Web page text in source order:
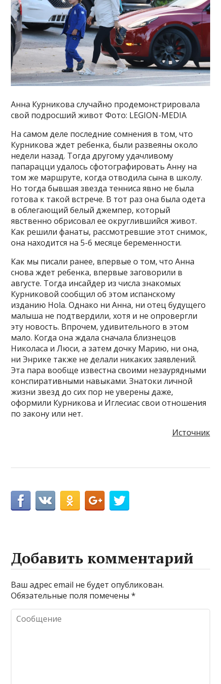
Анна Курникова случайно продемонстрировала
свой подросший живот Фото: LEGION-MEDIA
На самом деле последние сомнения в том, что
Курникова ждет ребенка, были развеяны около
недели назад. Тогда другому удачливому
папарацци удалось сфотографировать Анну на
том же маршруте, когда отводила сына в школу.
Но тогда бывшая звезда тенниса явно не была
готова к такой встрече. В тот раз она была одета
в облегающий белый джемпер, который
явственно обрисовал ее округлившийся живот.
Как решили фанаты, рассмотревшие этот снимок,
она находится на 5-6 месяце беременности.
Как мы писали ранее, впервые о том, что Анна
снова ждет ребенка, впервые заговорили в
августе. Тогда инсайдер из числа знакомых
Курниковой сообщил об этом испанскому
изданию Hola. Однако ни Анна, ни отец будущего
малыша не подтвердили, хотя и не опровергли
эту новость. Впрочем, удивительного в этом
мало. Когда она ждала сначала близнецов
Николаса и Люси, а затем дочку Марию, ни она,
ни Энрике также не делали никаких заявлений.
Эта пара вообще известна своими незаурядными
конспиративными навыками. Знатоки личной
жизни звезд до сих пор не уверены даже,
оформили Курникова и Иглесиас свои отношения
по закону или нет.
Источник
Добавить комментарий
Ваш адрес email не будет опубликован.
Обязательные поля помечены*